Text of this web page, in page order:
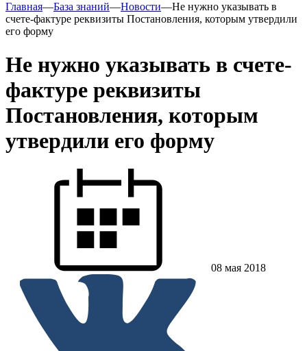
Главная—База знаний—Новости—Не нужно указывать в
счете-фактуре реквизиты Постановления, которым утвердили
его форму
Не нужно указывать в счете-
фактуре реквизиты
Постановления, которым
утвердили его форму
08 мая 2018